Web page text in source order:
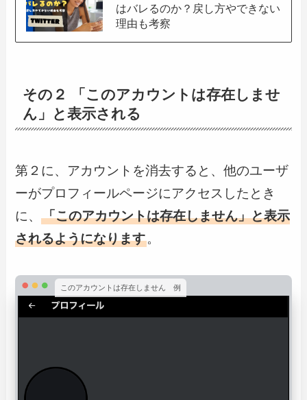
はバレるのか？戻し方やできない
理由も考察
その２ 「このアカウントは存在しませ
ん」と表示される
第２に、アカウントを消去すると、他のユーザ
ーがプロフィールページにアクセスしたとき
に、「このアカウントは存在しません」と表示
されるようになります。
このアカウントは存在しません 例